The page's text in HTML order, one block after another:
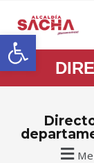
Abrir barra de